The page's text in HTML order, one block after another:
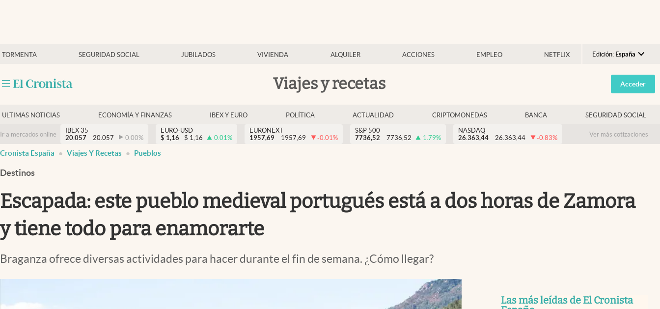
TORMENTA SEGURIDAD SOCIAL JUBILADOS VIVIENDA ALQUILER ACCIONES EMPLEO NETFLIX Edición: España
Argentina
España
USA
Colombia
Viajes y recetas
Economía y finanzas
Criptomonedas
Acceder
ULTIMAS NOTICIAS ECONOMÍA Y FINANZAS IBEX Y EURO POLÍTICA ACTUALIDAD CRIPTOMONEDAS BANCA SEGURIDAD SOCIAL
Ir a mercados online
IBEX 35
20.057
20.057 0.00%
EURO-USD
$ 1,16 $ 1,16 0.01%
EURONEXT
1957,69
1957,69 -0.01%
S&P 500
7736,52
7736,52 1.79%
NASDAQ
26.363,44
26.363,44 -0.83% Ver más cotizaciones
Cronista España Viajes Y Recetas Pueblos
Destinos
Escapada: este pueblo medieval portugués está a dos horas de Zamora
y tiene todo para enamorarte
Braganza ofrece diversas actividades para hacer durante el fin de semana. ¿Cómo llegar?
Las más leídas de El Cronista